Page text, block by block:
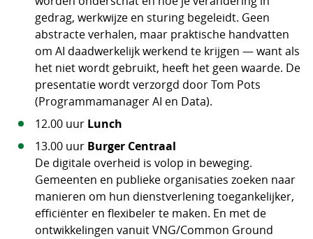
gedrag, werkwijze en sturing begeleidt. Geen
abstracte verhalen, maar praktische handvatten
om AI daadwerkelijk werkend te krijgen — want als
het niet wordt gebruikt, heeft het geen waarde. De
presentatie wordt verzorgd door Tom Pots
(Programmamanager AI en Data).
12.00 uur Lunch
13.00 uur Burger Centraal
De digitale overheid is volop in beweging.
Gemeenten en publieke organisaties zoeken naar
manieren om hun dienstverlening toegankelijker,
efficiënter en flexibeler te maken. En met de
ontwikkelingen vanuit VNG/Common Ground